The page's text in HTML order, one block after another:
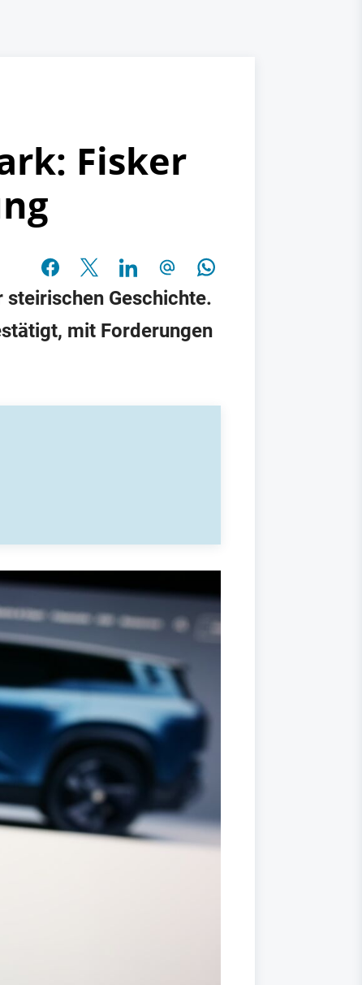
Fisker
Geschichte.
mit Forderungen